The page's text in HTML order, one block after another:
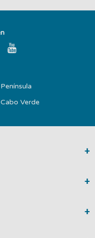
Península
Cabo Verde